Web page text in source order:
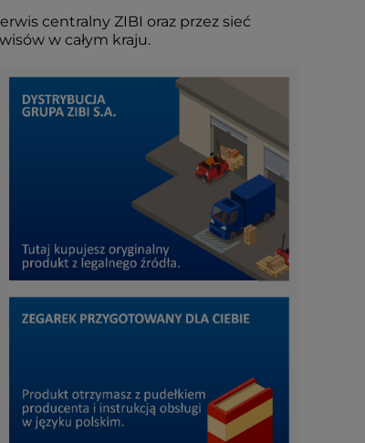
centralny ZIBI oraz przez sieć
w całym kraju.